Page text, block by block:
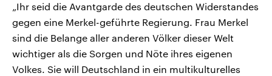
„Ihr seid die Avantgarde des deutschen Widerstandes
gegen eine Merkel-geführte Regierung. Frau Merkel
sind die Belange aller anderen Völker dieser Welt
wichtiger als die Sorgen und Nöte ihres eigenen
Volkes. Sie will Deutschland in ein multikulturelles